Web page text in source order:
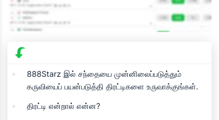
888Starz இல் சந்தையை முன்னிலைப்படுத்தும்
கருவியைப் பயன்படுத்தி திரட்டிகளை உருவாக்குங்கள்.
திரட்டி என்றால் என்ன?